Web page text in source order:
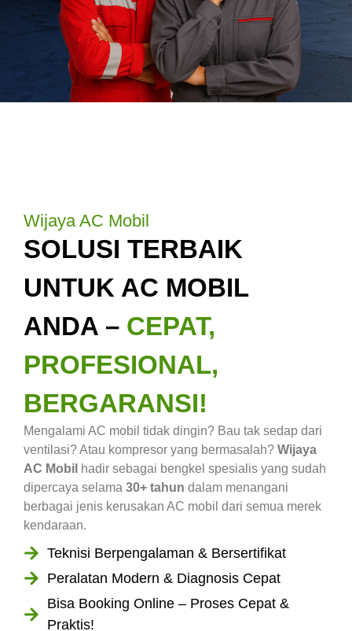
Wijaya AC Mobil
SOLUSI TERBAIK
UNTUK AC MOBIL
ANDA – CEPAT,
PROFESIONAL,
BERGARANSI!
Mengalami AC mobil tidak dingin? Bau tak sedap dari
ventilasi? Atau kompresor yang bermasalah? Wijaya
AC Mobil hadir sebagai bengkel spesialis yang sudah
dipercaya selama 30+ tahun dalam menangani
berbagai jenis kerusakan AC mobil dari semua merek
kendaraan.
Teknisi Berpengalaman & Bersertifikat
Peralatan Modern & Diagnosis Cepat
Bisa Booking Online – Proses Cepat &
Praktis!